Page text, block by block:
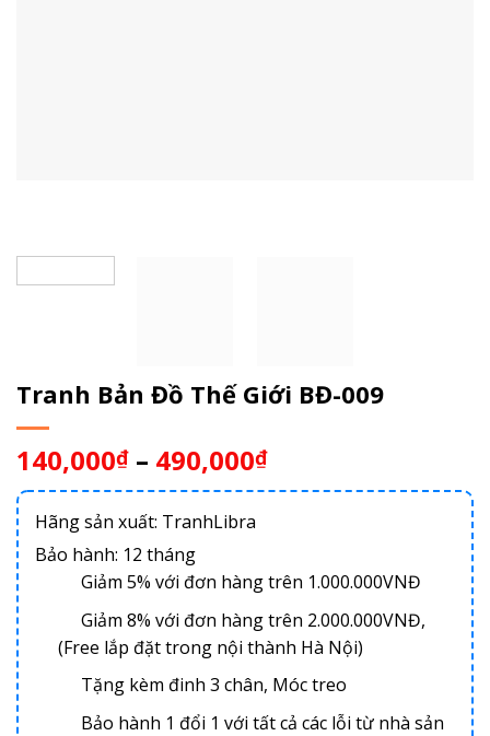
Tranh Bản Đồ Thế Giới BĐ-009
140,000₫ – 490,000₫
Hãng sản xuất: TranhLibra
Bảo hành: 12 tháng
Giảm 5% với đơn hàng trên 1.000.000VNĐ
Giảm 8% với đơn hàng trên 2.000.000VNĐ,
(Free lắp đặt trong nội thành Hà Nội)
Tặng kèm đinh 3 chân, Móc treo
Bảo hành 1 đổi 1 với tất cả các lỗi từ nhà sản